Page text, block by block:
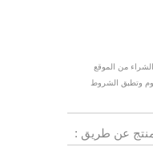
من الموقع
الاسترجاع والاستبدال خلال 14 يوم وتطبق الشروط
عن طريق :